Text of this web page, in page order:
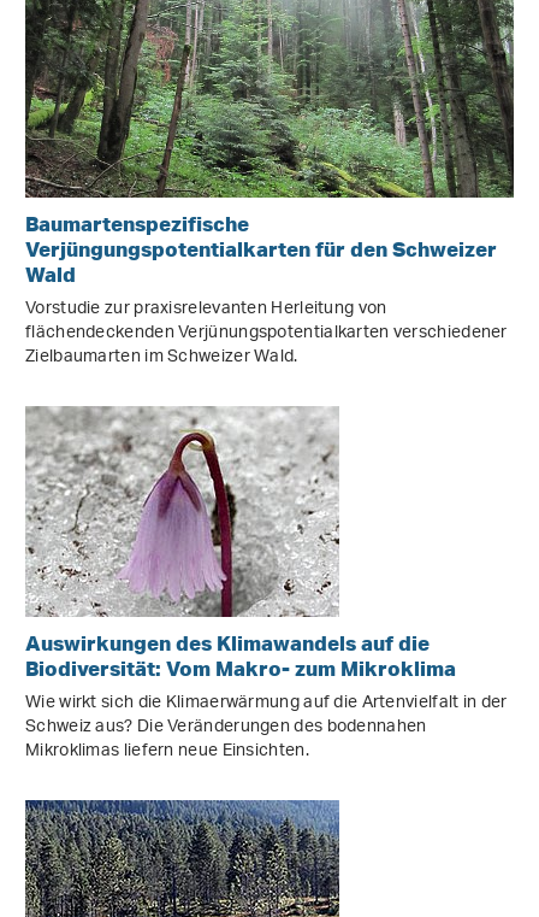
Baumartenspezifische
Verjüngungspotentialkarten für den Schweizer
Wald
Vorstudie zur praxisrelevanten Herleitung von
flächendeckenden Verjünungspotentialkarten verschiedener
Zielbaumarten im Schweizer Wald.
Auswirkungen des Klimawandels auf die
Biodiversität: Vom Makro- zum Mikroklima
Wie wirkt sich die Klimaerwärmung auf die Artenvielfalt in der
Schweiz aus? Die Veränderungen des bodennahen
Mikroklimas liefern neue Einsichten.